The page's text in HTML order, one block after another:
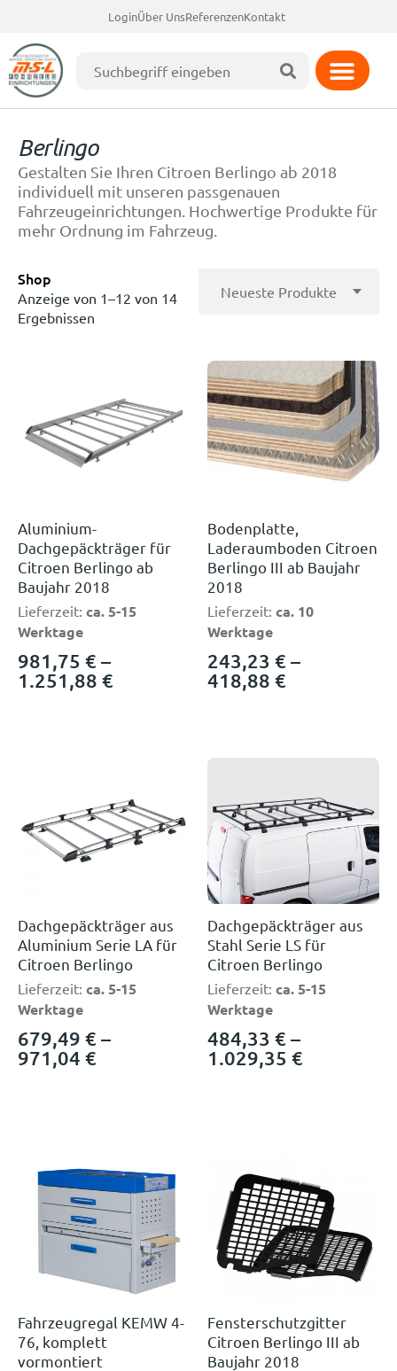
LoginÜber UnsReferenzenKontakt
Berlingo
Gestalten Sie Ihren Citroen Berlingo ab 2018
individuell mit unseren passgenauen
Fahrzeugeinrichtungen. Hochwertige Produkte für
mehr Ordnung im Fahrzeug.
Shop
Anzeige von 1–12 von 14
Ergebnissen
Aluminium-
Dachgepäckträger für
Citroen Berlingo ab
Baujahr 2018
Lieferzeit: ca. 5-15
Werktage
981,75 € –
1.251,88 €
Bodenplatte,
Laderaumboden Citroen
Berlingo III ab Baujahr
2018
Lieferzeit: ca. 10
Werktage
243,23 € –
418,88 €
Dachgepäckträger aus
Aluminium Serie LA für
Citroen Berlingo
Lieferzeit: ca. 5-15
Werktage
679,49 € –
971,04 €
Dachgepäckträger aus
Stahl Serie LS für
Citroen Berlingo
Lieferzeit: ca. 5-15
Werktage
484,33 € –
1.029,35 €
Fahrzeugregal KEMW 4-
76, komplett
vormontiert
Fensterschutzgitter
Citroen Berlingo III ab
Baujahr 2018